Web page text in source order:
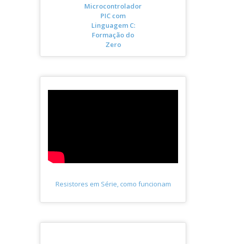
Microcontrolador
PIC com
Linguagem C:
Formação do
Zero
Resistores em Série, como funcionam